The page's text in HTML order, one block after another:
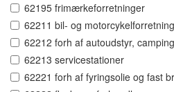
62195 frimærkeforretninger
62211 bil- og
62212 forh af autoudstyr,
62213 servicestationer
62221 forh af fyringsolie og fast